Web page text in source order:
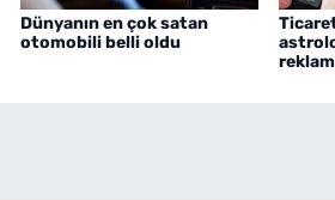
Dünyanın en çok satan
otomobili belli oldu